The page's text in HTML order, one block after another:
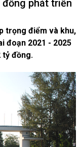
phát triển
trọng điểm và khu,
đoạn 2021 - 2025
tỷ đồng.